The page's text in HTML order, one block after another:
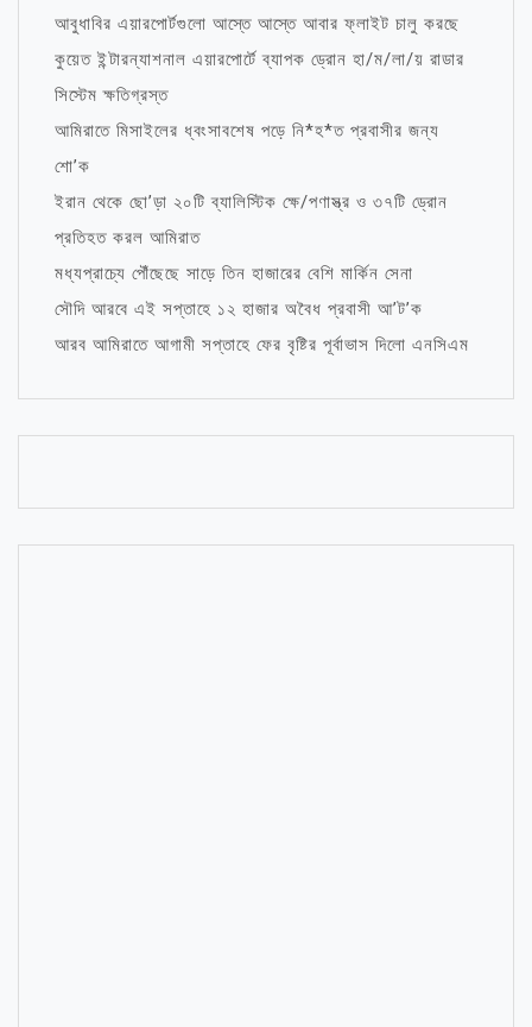
আবুধাবির এয়ারপোর্টগুলো আস্তে আস্তে আবার ফ্লাইট চালু করছে
কুয়েত ইন্টারন্যাশনাল এয়ারপোর্টে ব্যাপক ড্রোন হা/ম/লা/য় রাডার
সিস্টেম ক্ষতিগ্রস্ত
আমিরাতে মিসাইলের ধ্বংসাবশেষ পড়ে নি*হ*ত প্রবাসীর জন্য
শো’ক
ইরান থেকে ছো’ড়া ২০টি ব্যালিস্টিক ক্ষে/পণাস্ত্র ও ৩৭টি ড্রোন
প্রতিহত করল আমিরাত
মধ্যপ্রাচ্যে পৌঁছেছে সাড়ে তিন হাজারের বেশি মার্কিন সেনা
সৌদি আরবে এই সপ্তাহে ১২ হাজার অবৈধ প্রবাসী আ’ট’ক
আরব আমিরাতে আগামী সপ্তাহে ফের বৃষ্টির পূর্বাভাস দিলো এনসিএম